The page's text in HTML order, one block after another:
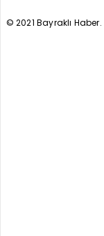
© 2021 Bayraklı Haber.